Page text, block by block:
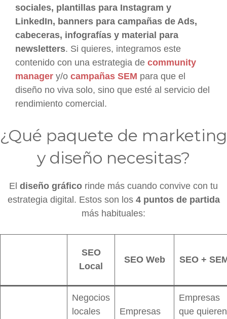
sociales, plantillas para Instagram y
LinkedIn, banners para campañas de Ads,
cabeceras, infografías y material para
newsletters. Si quieres, integramos este
contenido con una estrategia de community
manager y/o campañas SEM para que el
diseño no viva solo, sino que esté al servicio del
rendimiento comercial.
¿Qué paquete de marketing
y diseño necesitas?
El diseño gráfico rinde más cuando convive con tu
estrategia digital. Estos son los 4 puntos de partida
más habituales:
SEO
Local
SEO Web SEO +
Negocios
locales
Empresas
Empresas
que quieren